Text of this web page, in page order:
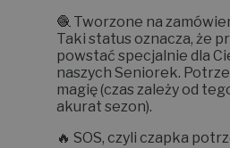
🧶 Tworzone na
Taki status oznacza, że
powstać specjalnie dla
naszych Seniorek.
magię (czas zależy od
akurat sezon).
🔥 SOS, czyli czapka